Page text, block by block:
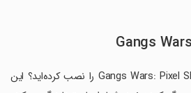
Gangs
آیا تا کنون بازی Gangs Wars: Pixel Shooter RP را نصب کرده‌اید؟ این